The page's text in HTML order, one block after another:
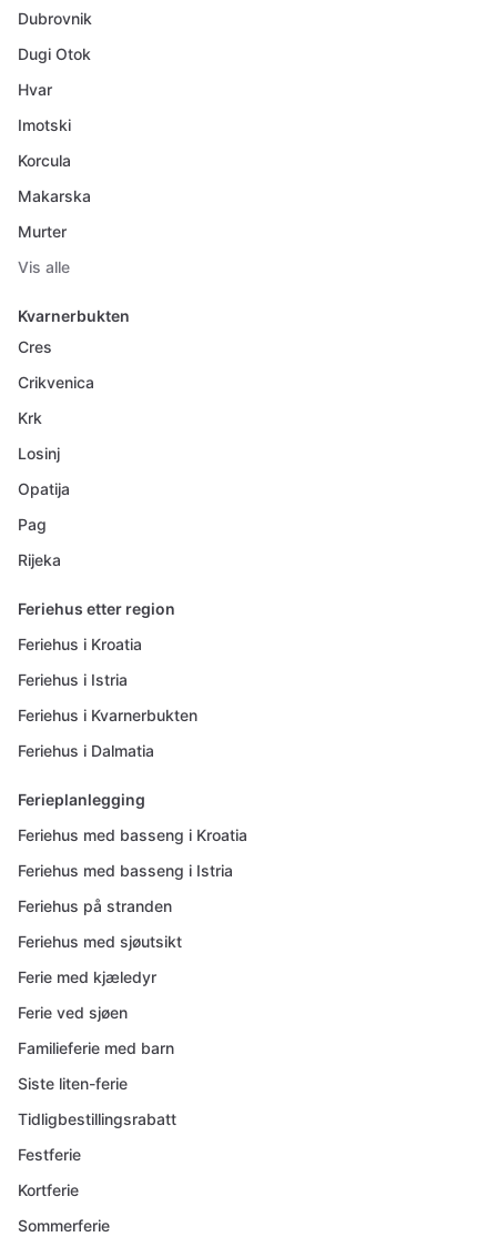
Dubrovnik
Dugi Otok
Hvar
Imotski
Korcula
Makarska
Murter
Vis alle
Kvarnerbukten
Cres
Crikvenica
Krk
Losinj
Opatija
Pag
Rijeka
Feriehus etter region
Feriehus i Kroatia
Feriehus i Istria
Feriehus i Kvarnerbukten
Feriehus i Dalmatia
Ferieplanlegging
Feriehus med basseng i Kroatia
Feriehus med basseng i Istria
Feriehus på stranden
Feriehus med sjøutsikt
Ferie med kjæledyr
Ferie ved sjøen
Familieferie med barn
Siste liten-ferie
Tidligbestillingsrabatt
Festferie
Kortferie
Sommerferie